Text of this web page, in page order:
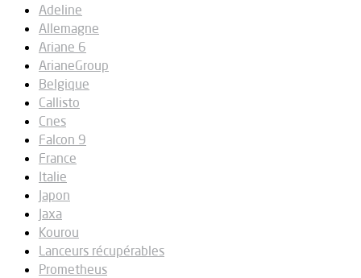
Adeline
Allemagne
Ariane 6
ArianeGroup
Belgique
Callisto
Cnes
Falcon 9
France
Italie
Japon
Jaxa
Kourou
Lanceurs récupérables
Prometheus